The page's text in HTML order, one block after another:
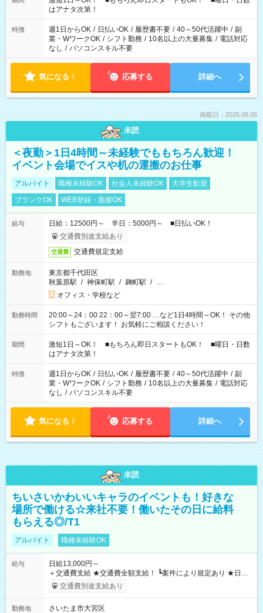
はアナタ次第！
特徴 週1日からOK / 日払いOK / 履歴書不要 / 40～50代活躍中 / 副
業・WワークOK / シフト勤務 / 10名以上の大量募集 / 電話対応
なし / パソコンスキル不要
気になる！ 応募する 詳細へ
掲載日：2026.08.05
未読
＜夜勤＞1日4時間～未経験でももちろん歓迎！
イベント会場でイスや机の運搬のお仕事
アルバイト 職種未経験OK 社会人未経験OK
大学生歓迎
ブランクOK
WEB登録・面接OK
給与
日給：12500円～ 半日：5000円～ ■日払いOK！
交通費別途支給あり
交通費 交通費規定支給
勤務地
東京都千代田区
秋葉原駅 / 神保町駅 / 麹町駅 / …
オフィス・学校など
勤務時間
20:00～24：00 22：00～翌7:00 …など1日4時間～OK！ その他
シフトもございます！ お気軽にご相談ください！
期間
激短1日～OK！ ■もちろん即日スタートもOK！ ■曜日・日数
はアナタ次第！
特徴 週1日からOK / 日払いOK / 履歴書不要 / 40～50代活躍中 / 副
業・WワークOK / シフト勤務 / 10名以上の大量募集 / 電話対応
なし / パソコンスキル不要
気になる！ 応募する 詳細へ
未読
ちいさいかわいいキャラのイベントも！好きな
場所で働ける☆来社不要！働いたその日に給料
もらえる◎/T1
アルバイト 職種未経験OK
給与
日給13,000円～
＋交通費支給 ★交通費全額支給！ ┗案件により規定あり ★日払
いOK！（規定あり） ┗働いたその日に現金GET♪ お仕事後はコ
ンビニATMから 日払い分を引き落とせます！ 【試用期間】試
交通費別途支給あり
勤務地
さいたま市大宮区